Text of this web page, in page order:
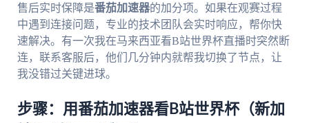
售后实时保障是番茄加速器的加分项。如果在观赛过程
中遇到连接问题，专业的技术团队会实时响应，帮你快
速解决。有一次我在马来西亚看B站世界杯直播时突然断
连，联系客服后，他们几分钟内就帮我切换了节点，让
我没错过关键进球。
步骤：用番茄加速器看B站世界杯（新加